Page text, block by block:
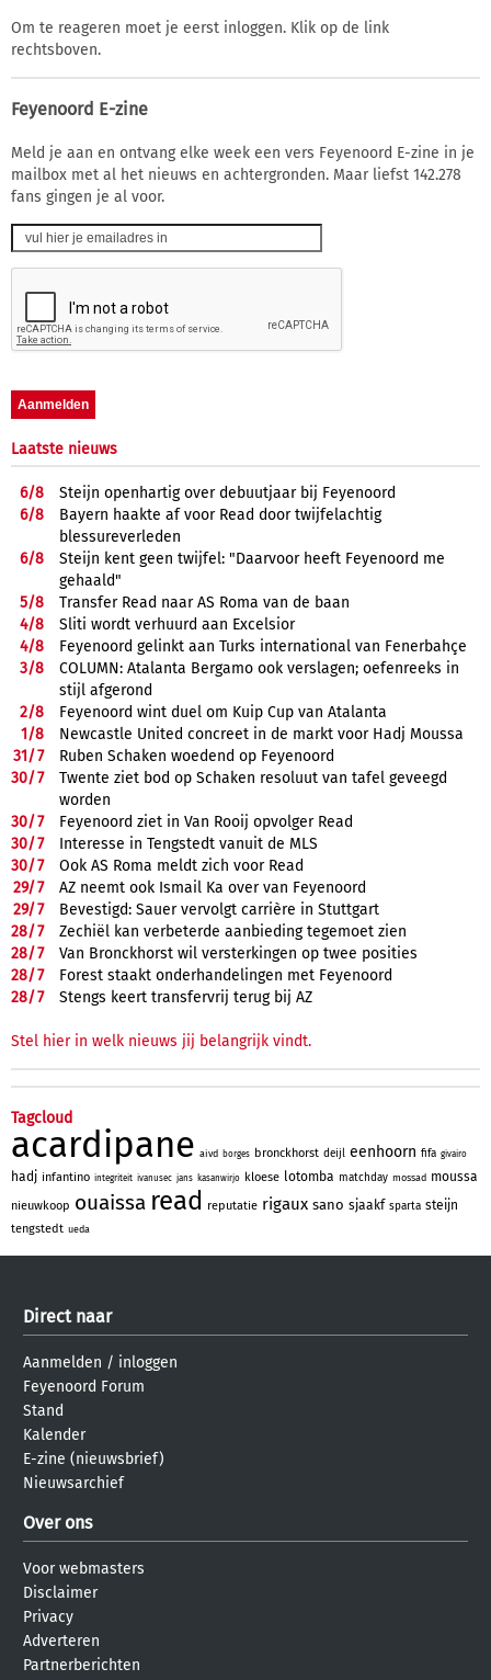
Om te reageren moet je eerst inloggen. Klik op de link
rechtsboven.
Feyenoord E-zine
Meld je aan en ontvang elke week een vers Feyenoord E-zine in je
mailbox met al het nieuws en achtergronden. Maar liefst 142.278
fans gingen je al voor.
Laatste nieuws
6/8
Steijn openhartig over debuutjaar bij Feyenoord
6/8
Bayern haakte af voor Read door twijfelachtig
blessureverleden
6/8
Steijn kent geen twijfel: "Daarvoor heeft Feyenoord me
gehaald"
5/8
Transfer Read naar AS Roma van de baan
4/8
Sliti wordt verhuurd aan Excelsior
4/8
Feyenoord gelinkt aan Turks international van Fenerbahçe
3/8
COLUMN: Atalanta Bergamo ook verslagen; oefenreeks in
stijl afgerond
2/8
Feyenoord wint duel om Kuip Cup van Atalanta
1/8
Newcastle United concreet in de markt voor Hadj Moussa
31/7
Ruben Schaken woedend op Feyenoord
30/7
Twente ziet bod op Schaken resoluut van tafel geveegd
worden
30/7
Feyenoord ziet in Van Rooij opvolger Read
30/7
Interesse in Tengstedt vanuit de MLS
30/7
Ook AS Roma meldt zich voor Read
29/7
AZ neemt ook Ismail Ka over van Feyenoord
29/7
Bevestigd: Sauer vervolgt carrière in Stuttgart
28/7
Zechiël kan verbeterde aanbieding tegemoet zien
28/7
Van Bronckhorst wil versterkingen op twee posities
28/7
Forest staakt onderhandelingen met Feyenoord
28/7 Stengs keert transfervrij terug bij AZ
Stel hier in welk nieuws jij belangrijk vindt.
Tagcloud
acardipane aivd borges bronckhorst deijl eenhoorn fifa givairo
hadj infantino integriteit ivanusec jans kasanwirjo kloese lotomba matchday mossad moussa
nieuwkoop ouaissa read reputatie rigaux sano sjaakf sparta steijn
tengstedt ueda
Direct naar
Aanmelden / inloggen
Feyenoord Forum
Stand
Kalender
E-zine (nieuwsbrief)
Nieuwsarchief
Over ons
Voor webmasters
Disclaimer
Privacy
Adverteren
Partnerberichten